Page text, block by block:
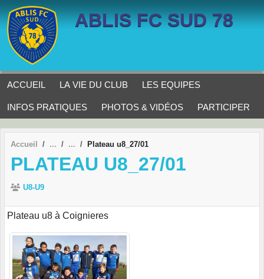
ABLIS FC SUD 78
ACCUEIL LA VIE DU CLUB LES EQUIPES
INFOS PRATIQUES PHOTOS & VIDÉOS PARTICIPER
Accueil Plateau u8_27/01
PLATEAU U8_27/01
U8-U9
Plateau u8 à Coignieres
Panneau de gestion des cookies